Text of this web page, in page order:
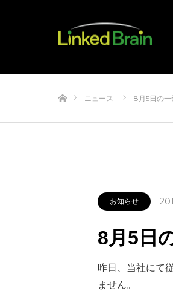
ニュース 8月5日の一
お知らせ
8月5日
昨日、当社にて
ません。